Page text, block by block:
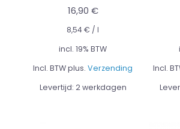
16,90 €
8,54€ / l
incl. 19% BTW
Incl. BTW plus. Verzending
Levertijd: 2 werkdagen
Incl.